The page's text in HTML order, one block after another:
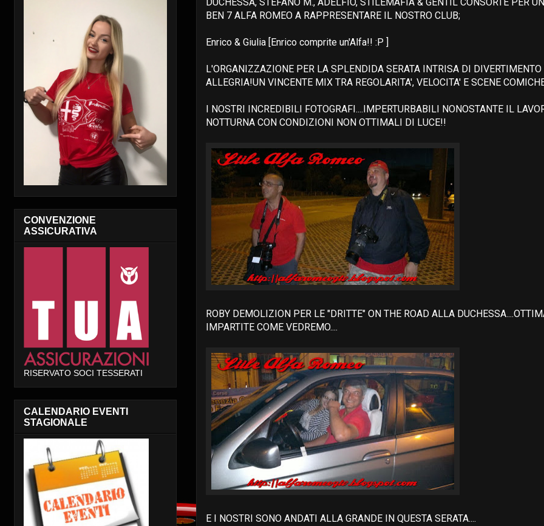
BEN 7 ALFA ROMEO A RAPPRESENTARE IL NOSTRO CLUB;
Enrico & Giulia [Enrico comprite un'Alfa!! :P ]
L'ORGANIZZAZIONE PER LA SPLENDIDA SERATA INTRISA DI DIVERTIMENTO
ALLEGRIA!UN VINCENTE MIX TRA REGOLARITA', VELOCITA' E SCENE
I NOSTRI INCREDIBILI FOTOGRAFI....IMPERTURBABILI NONOSTANTE IL
NOTTURNA CON CONDIZIONI NON OTTIMALI DI LUCE!!
ROBY DEMOLIZION PER LE "DRITTE" ON THE ROAD ALLA
IMPARTITE COME VEDREMO....
E I NOSTRI SONO ANDATI ALLA GRANDE IN QUESTA SERATA....
CONVENZIONE
ASSICURATIVA
RISERVATO SOCI TESSERATI
CALENDARIO EVENTI
STAGIONALE